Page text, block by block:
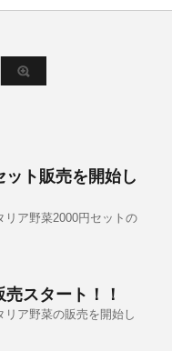
ット販売を開始し
リア野菜2000円セットの
スタート！！
ア野菜の販売を開始し